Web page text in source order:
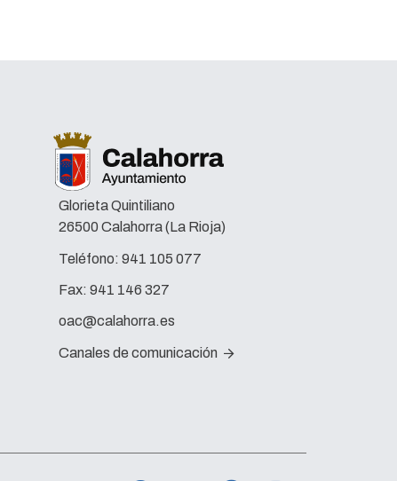
Glorieta Quintiliano
26500 Calahorra (La Rioja)
Teléfono: 941 105 077
Fax: 941 146 327
oac@calahorra.es
Canales de comunicación